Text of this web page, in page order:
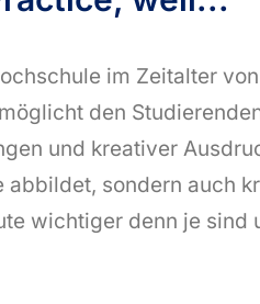
im Zeitalter
den
und kreativer
sondern auch
wichtiger denn je